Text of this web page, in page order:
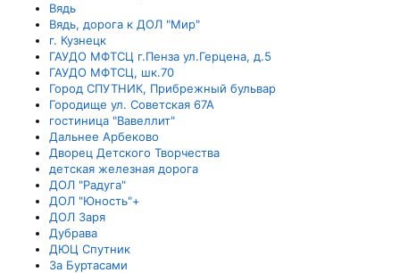
Вядь
Вядь, дорога к ДОЛ "Мир"
г. Кузнецк
ГАУДО МФТСЦ г.Пенза ул.Герцена, д.5
ГАУДО МФТСЦ, шк.70
Город СПУТНИК, Прибрежный бульвар
Городище ул. Советская 67А
гостиница "Вавеллит"
Дальнее Арбеково
Дворец Детского Творчества
детская железная дорога
ДОЛ "Радуга"
ДОЛ "Юность"+
ДОЛ Заря
Дубрава
ДЮЦ Спутник
За Буртасами